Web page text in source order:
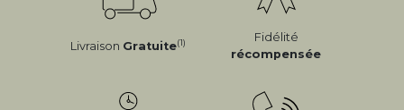
Livraison Gratuite(1)
Fidélité
récompensée